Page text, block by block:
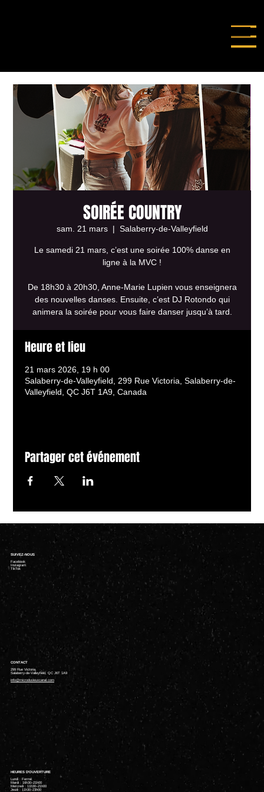
SOIRÉE COUNTRY
sam. 21 mars
  |
Salaberry-de-Valleyfield
Le samedi 21 mars, c’est une soirée 100% danse en
ligne à la MVC !
De 18h30 à 20h30, Anne-Marie Lupien vous enseignera
des nouvelles danses. Ensuite, c’est DJ Rotondo qui
animera la soirée pour vous faire danser jusqu’à tard.
Heure et lieu
21 mars 2026, 19 h 00
Salaberry-de-Valleyfield, 299 Rue Victoria, Salaberry-de-
Valleyfield, QC J6T 1A9, Canada
Partager cet événement
CONTACT
299 Rue Victoria,
Salaberry-de-Valleyfield, QC J6T 1A9
info@microduvieuxcanal.com
HEURES D'OUVERTURE
Lundi : Fermé
Mardi : 16h30–21h00
Mercredi : 11h30–21h00
Jeudi : 11h30–23h00
SUIVEZ-NOUS
Facebook
Instagram
TikTok